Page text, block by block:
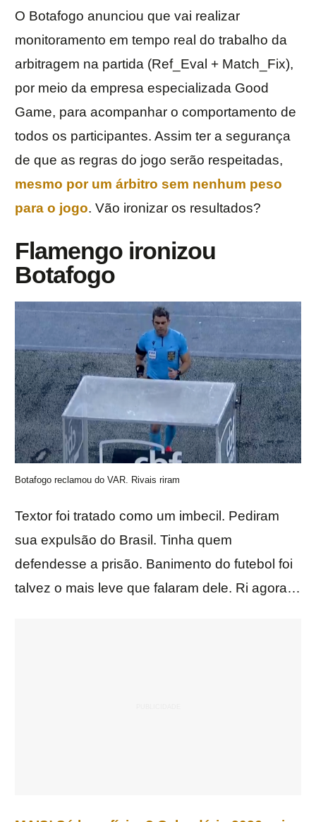
O Botafogo anunciou que vai realizar
monitoramento em tempo real do trabalho da
arbitragem na partida (Ref_Eval + Match_Fix),
por meio da empresa especializada Good
Game, para acompanhar o comportamento de
todos os participantes. Assim ter a segurança
de que as regras do jogo serão respeitadas,
mesmo por um árbitro sem nenhum peso
para o jogo. Vão ironizar os resultados?
Flamengo ironizou
Botafogo
Botafogo reclamou do VAR. Rivais riram
Textor foi tratado como um imbecil. Pediram
sua expulsão do Brasil. Tinha quem
defendesse a prisão. Banimento do futebol foi
talvez o mais leve que falaram dele. Ri agora…